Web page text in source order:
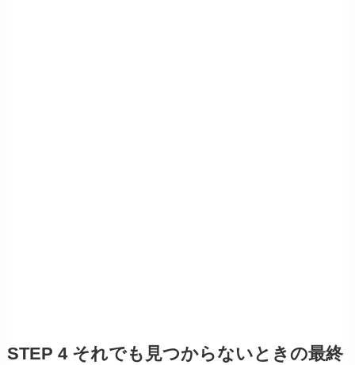
STEP 4 それでも見つからないときの最終